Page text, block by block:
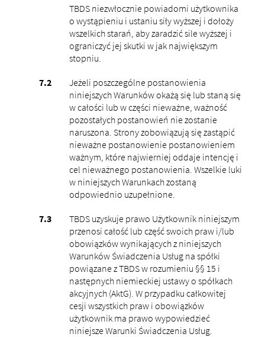
TBDS niezwłocznie powiadomi użytkownika
o wystąpieniu i ustaniu siły wyższej i dołoży
wszelkich starań, aby zaradzić sile wyższej i
ograniczyć jej skutki w jak największym
stopniu.
Jeżeli poszczególne postanowienia
niniejszych Warunków okażą się lub staną się
w całości lub w części nieważne, ważność
pozostałych postanowień nie zostanie
naruszona. Strony zobowiązują się zastąpić
nieważne postanowienie postanowieniem
ważnym, które najwierniej oddaje intencję i
cel nieważnego postanowienia. Wszelkie luki
w niniejszych Warunkach zostaną
odpowiednio uzupełnione.
TBDS uzyskuje prawo Użytkownik niniejszym
przenosi całość lub część swoich praw i/lub
obowiązków wynikających z niniejszych
Warunków Świadczenia Usług na spółki
powiązane z TBDS w rozumieniu §§ 15 i
następnych niemieckiej ustawy o spółkach
akcyjnych (AktG). W przypadku całkowitej
cesji wszystkich praw i obowiązków
użytkownik ma prawo wypowiedzieć
niniejsze Warunki Świadczenia Usług.